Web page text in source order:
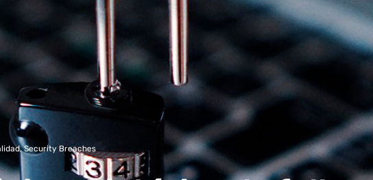
,Security Breaches